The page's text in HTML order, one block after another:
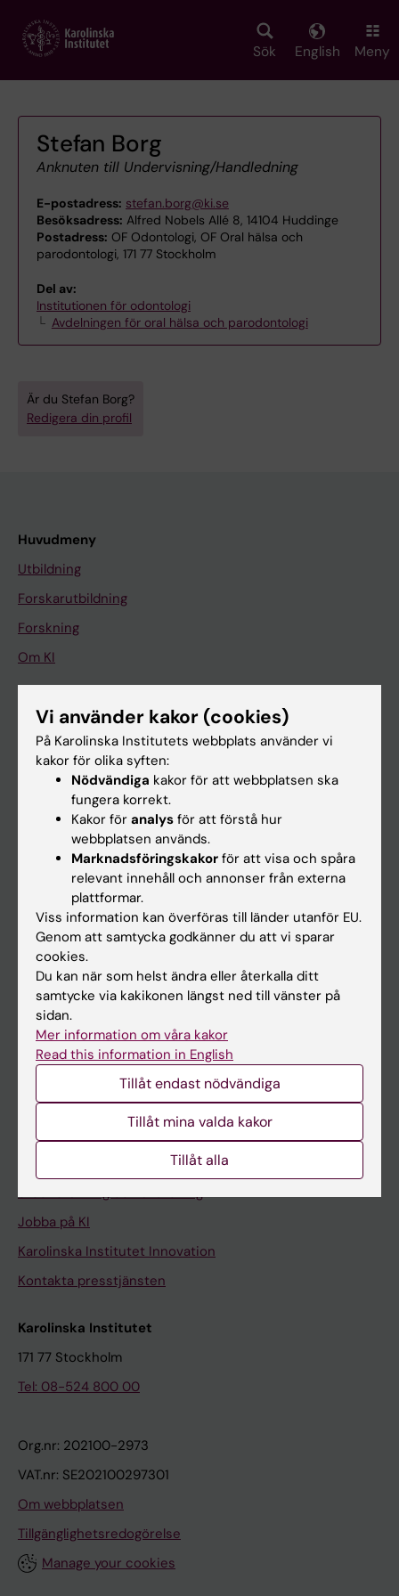
main
Sök English Meny
Stefan Borg
Anknuten till Undervisning/Handledning
E-postadress: stefan.borg@ki.se
Besöksadress: Alfred Nobels Allé 8, 14104 Huddinge
Postadress: OF Odontologi, OF Oral hälsa och
parodontologi, 171 77 Stockholm
Del av:
Institutionen för odontologi
Avdelningen för oral hälsa och parodontologi
Är du Stefan Borg?
Redigera din profil
Huvudmeny
Utbildning
Forskarutbildning
Forskning
Om KI
På gång
Nyheter
Kalender
Student
Schema
Studentmejlen
Kurs- och programwebbar
Student på KI
Medarbetare
Medarbetarportalen
Kontakta och besök KI
Stöd forskning och utbildning
Jobba på KI
Karolinska Institutet Innovation
Kontakta presstjänsten
Karolinska Institutet
171 77 Stockholm
Tel: 08-524 800 00
Org.nr: 202100-2973
VAT.nr: SE202100297301
Om webbplatsen
Tillgänglighetsredogörelse
Manage your cookies
Vi använder kakor (cookies)
På Karolinska Institutets webbplats använder vi
kakor för olika syften:
Nödvändiga kakor för att webbplatsen ska
fungera korrekt.
Kakor för analys för att förstå hur
webbplatsen används.
Marknadsföringskakor för att visa och spåra
relevant innehåll och annonser från externa
plattformar.
Viss information kan överföras till länder utanför EU.
Genom att samtycka godkänner du att vi sparar
cookies.
Du kan när som helst ändra eller återkalla ditt
samtycke via kakikonen längst ned till vänster på
sidan.
Mer information om våra kakor
Read this information in English
Tillåt endast nödvändiga
Tillåt mina valda kakor
Tillåt alla